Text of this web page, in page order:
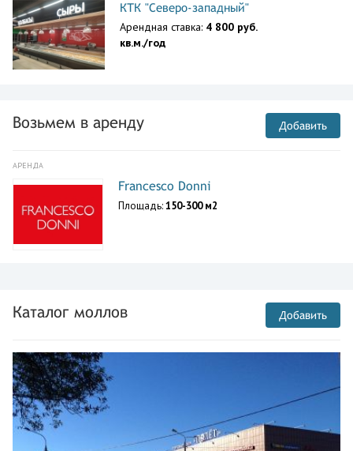
КТК "Северо-западный"
Арендная ставка: 4 800 руб.
кв.м./год
Возьмем в аренду Добавить
АРЕНДА
Francesco Donni
Площадь:150-300 м2
Каталог моллов Добавить